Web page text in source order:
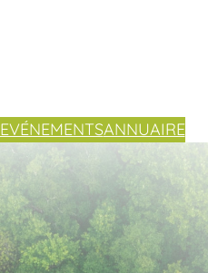
EVÉNEMENTSANNUAIRE